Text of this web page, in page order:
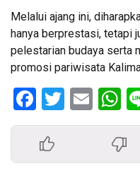
Melalui ajang ini,
hanya berprestasi, tetapi
pelestarian budaya serta
promosi pariwisata
Facebook
Twitter